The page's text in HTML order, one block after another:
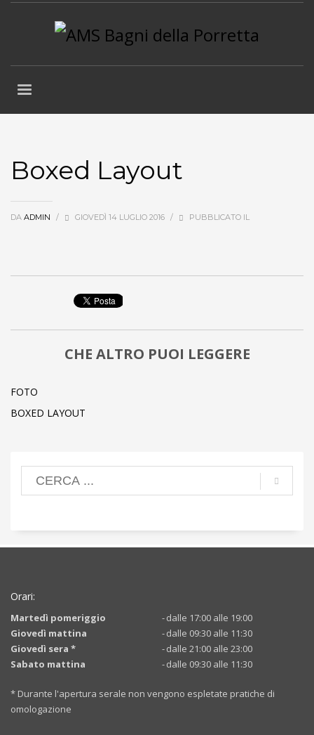
Boxed Layout
DA ADMIN / GIOVEDÌ 14 LUGLIO 2016 / PUBBLICATO IL
CHE ALTRO PUOI LEGGERE
FOTO
BOXED LAYOUT
Orari:
Martedì pomeriggio -dalle 17:00 alle 19:00
Giovedì mattina
-dalle 09:30 alle 11:30
Giovedì sera *
-dalle 21:00 alle 23:00
Sabato mattina
-dalle 09:30 alle 11:30
* Durante l'apertura serale non vengono espletate pratiche di
omologazione